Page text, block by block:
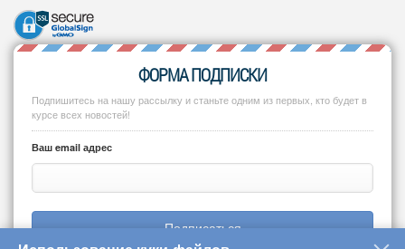
ФОРМА ПОДПИСКИ
Подпишитесь на нашу рассылку и станьте одним из первых, кто будет в
курсе всех новостей!
Ваш email адрес
Подписаться